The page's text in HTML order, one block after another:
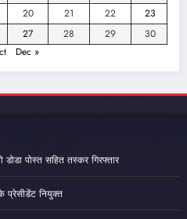
20 21 22
23
27 28 29
30
Dec »
पोस्त सहित तस्कर गिरफ्तार
प्रेसीडेंट नियुक्त